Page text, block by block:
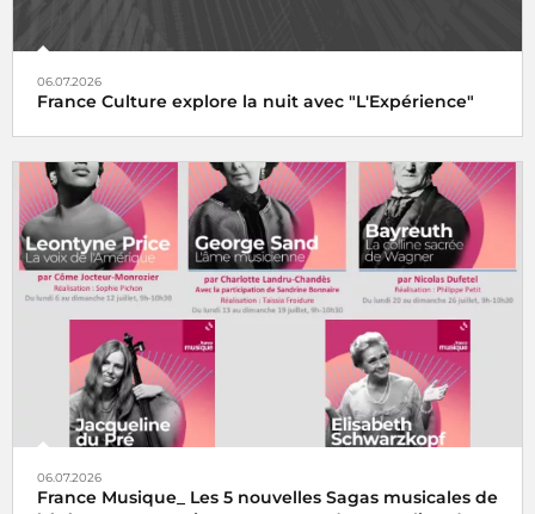
06.07.2026
France Culture explore la nuit avec "L'Expérience"
06.07.2026
France Musique_ Les 5 nouvelles Sagas musicales de